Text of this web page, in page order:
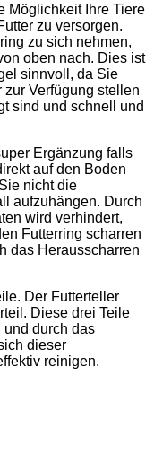
Möglichkeit Ihre Tiere
zu versorgen.
zu sich nehmen,
oben nach. Dies ist
sinnvoll, da Sie
zur Verfügung stellen
sind und schnell und
Ergänzung falls
auf den Boden
nicht die
aufzuhängen. Durch
wird verhindert,
Futterring scharren
das Herausscharren
Der Futterteller
Diese drei Teile
und durch das
dieser
reinigen.